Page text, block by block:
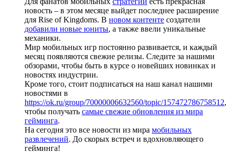
новость – в этом месяце выйдет последнее расширение
для Rise of Kingdoms. В новом контенте создатели
добавили новые юниты, а также ввели уникальные
механики.
Мир мобильных игр постоянно развивается, и каждый
месяц появляются свежие релизы. Следите за нашими
обзорами, чтобы быть в курсе о новейших новинках и
новостях индустрии.
Кроме того, стоит подписаться на наш канал нашими
новостями в
https://ok.ru/group/70000006632560/topic/157472786758512,
чтобы получать самые свежие обновления из мира
гейминга.
На сегодня это все новости из мира мобильных
развлечений. До скорых встреч и вдохновляющего
гейминга!